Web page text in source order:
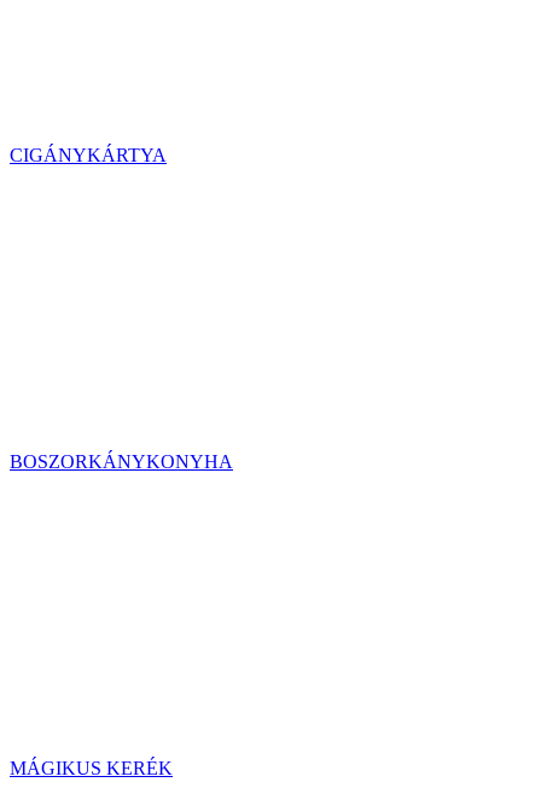
CIGÁNYKÁRTYA
BOSZORKÁNYKONYHA
MÁGIKUS KERÉK